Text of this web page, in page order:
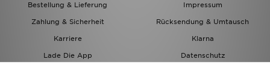
Bestellung & Lieferung
Impressum
Zahlung & Sicherheit
Rücksendung & Umtausch
Karriere
Klarna
Lade Die App
Datenschutz